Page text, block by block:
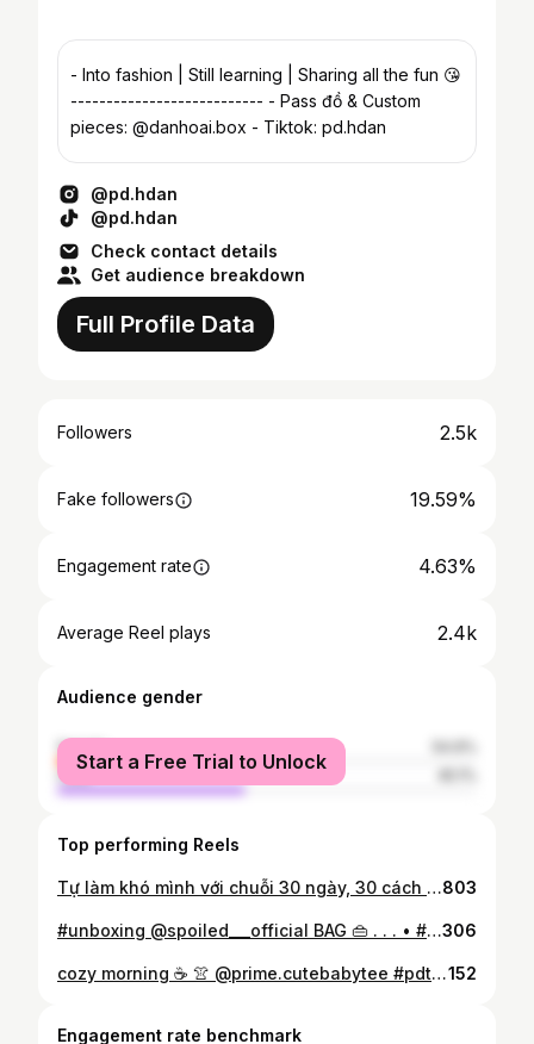
- Into fashion | Still learning | Sharing all the fun 😘
--------------------------- - Pass đồ & Custom
pieces: @danhoai.box - Tiktok: pd.hdan
@pd.hdan
@pd.hdan
Check contact details
Get audience breakdown
Full Profile Data
Followers 2.5k
Fake followers 19.59%
Engagement rate 4.63%
Average Reel plays 2.4k
Audience gender
female
male
Start a Free Trial to Unlock
Top performing Reels
Tự làm khó mình với chuỗi 30 ngày, 30 cách thắt khăn khác nhau 🤨🤨🤨 👖🧣 @liniss.official #30dayschallenge #fashionhacks #howto #danhoai #pdth803
#unboxing @spoiled___official BAG 👜 . . . • #ootd #danhoai #pdth #photo #viral306
cozy morning ☕️ 👚 @prime.cutebabytee #pdth #danhoai #ootd152
Engagement rate benchmark